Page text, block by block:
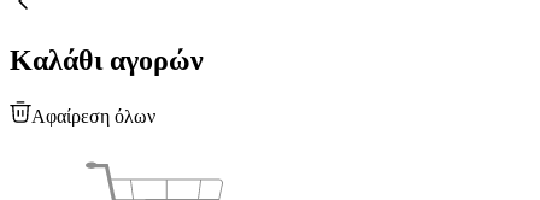
Καλάθι αγορών
Αφαίρεση όλων